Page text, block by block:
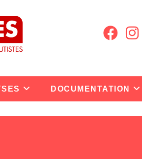
DOCUMENTATION